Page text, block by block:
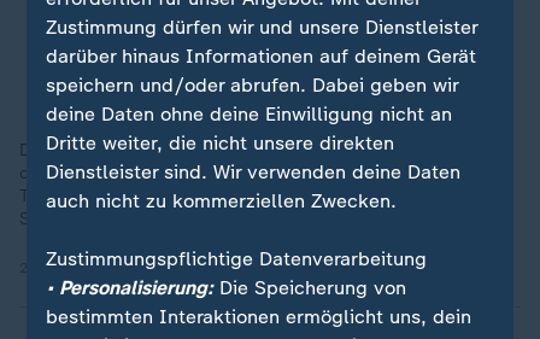
Der Schütze – laut Polizei ein Einzeltäter – konnte bereits von
der Polizei gefasst werden. Ein Motiv ist bislang noch unklar.
Trump bedankt sich später im Weißen Haus bei den
Sicherheitskräften.
26.04.2026 | 0:59 min
Zustimmung dürfen wir und unsere Dienstleister
darüber hinaus Informationen auf deinem Gerät
speichern und/oder abrufen. Dabei geben wir
deine Daten ohne deine Einwilligung nicht an
Dritte weiter, die nicht unsere direkten
Dienstleister sind. Wir verwenden deine Daten
auch nicht zu kommerziellen Zwecken.
Zustimmungspflichtige Datenverarbeitung
• Personalisierung:Die Speicherung von
bestimmten Interaktionen ermöglicht uns, dein